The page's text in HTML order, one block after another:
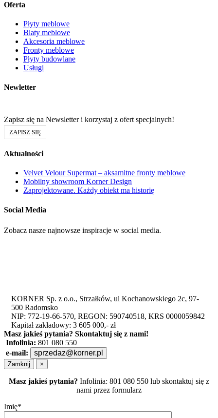
Oferta
Płyty meblowe
Blaty meblowe
Akcesoria meblowe
Fronty meblowe
Płyty budowlane
Usługi
Newletter
Zapisz się na Newsletter i korzystaj z ofert specjalnych!
ZAPISZ SIĘ
Aktualności
Velvet Velour Supermat – aksamitne fronty meblowe
Mobilny showroom Korner Design
Zaprojektowane. Każdy obiekt ma historię
Social Media
Zobacz nasze najnowsze inspiracje w social media.
KORNER Sp. z o.o., Strzałków, ul Kochanowskiego 2c, 97-
500 Radomsko
NIP: 772-19-66-570, REGON: 590740518, KRS 0000059842
Kapitał zakładowy: 3 605 000,- zł
Masz jakieś pytania? Skontaktuj się z nami!
Infolinia: 801 080 550
e-mail:
sprzedaz@korner.pl
Zamknij ×
Masz jakieś pytania? Infolinia: 801 080 550 lub skontaktuj się z
nami przez formularz
Imię*